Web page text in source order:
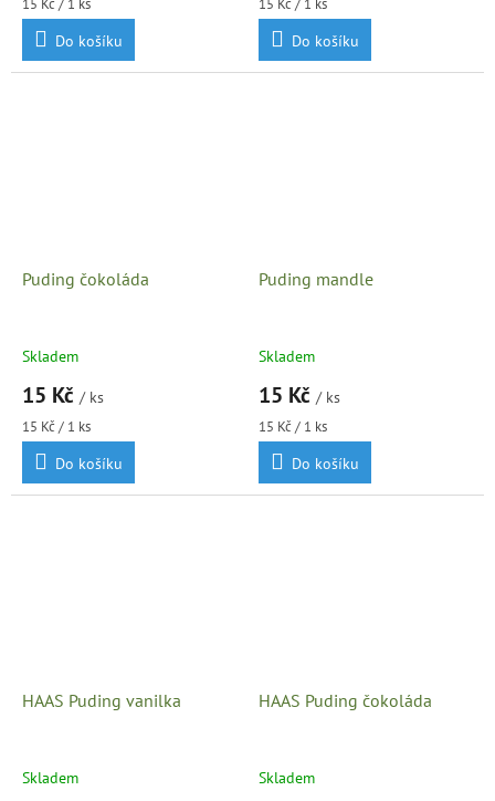
cena:
Do košíku
cena:
Do košíku
Puding čokoláda
Skladem
15 Kč / ks
Měrná
cena:
15 Kč / 1 ks
Do košíku
Puding mandle
Skladem
15 Kč / ks
Měrná
cena:
15 Kč / 1 ks
Do košíku
HAAS Puding vanilka
Skladem
HAAS Puding čokoláda
Skladem